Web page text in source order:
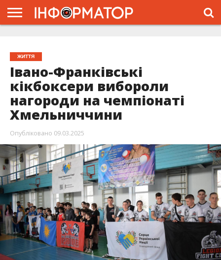
ЖИТТЯ
Івано-Франківські
кікбоксери вибороли
нагороди на чемпіонаті
Хмельниччини
Опубліковано 09.03.2025